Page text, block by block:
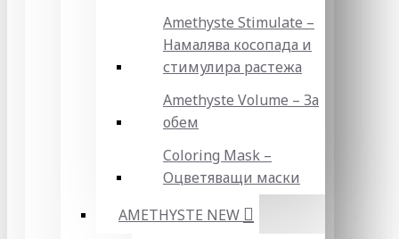
Amethyste Stimulate –
Намалява косопада и
стимулира растежа
Amethyste Volume – За
обем
Coloring Mask –
Оцветяващи маски
AMETHYSTE NEW